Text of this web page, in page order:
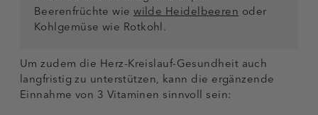
Beerenfrüchte wiewilde Heidelbeeren oder
Kohlgemüse wie Rotkohl.
Um zudem die Herz-Kreislauf-Gesundheit auch
langfristig zu unterstützen, kann die ergänzende
Einnahme von 3 Vitaminen sinnvoll sein: